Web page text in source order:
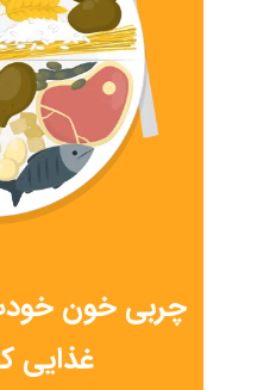
چربی خون خودت
غذایی